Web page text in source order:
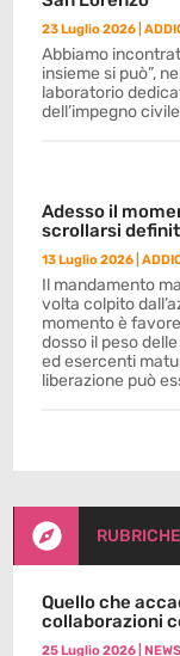
23 Luglio 2026 |
Abbiamo
insieme si può”,
laboratorio
dell’impegno
Adesso il
scrollarsi
13 Luglio 2026 |
Il mandamento
volta colpito
momento è
dosso il peso
ed esercenti
liberazione può
 RUBRICHE
Quello che
collaborazioni
25 Luglio 2026 |